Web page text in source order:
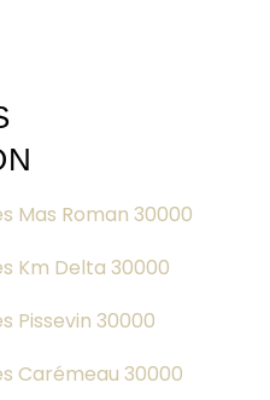
Mas Roman 30000
Km Delta 30000
Pissevin 30000
Carémeau 30000